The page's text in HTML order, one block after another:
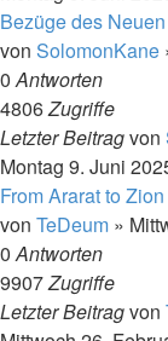
Bezüge des
von SolomonKane
0Antworten
4806Zugriffe
Letzter Beitragvon
Montag 9. Juni
From Ararat to
von TeDeum »
0Antworten
9907Zugriffe
Letzter Beitragvon